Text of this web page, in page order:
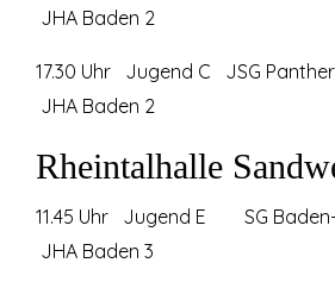
JHA Baden 2
17.30 Uhr Jugend C JSG
JHA Baden 2
Rheintalhalle
11.45 Uhr Jugend E SG
JHA Baden 3